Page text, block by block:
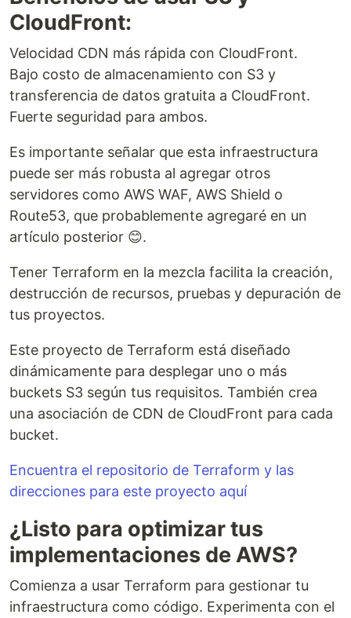
CloudFront:
Velocidad CDN más rápida con CloudFront.
Bajo costo de almacenamiento con S3 y
transferencia de datos gratuita a CloudFront.
Fuerte seguridad para ambos.
Es importante señalar que esta infraestructura
puede ser más robusta al agregar otros
servidores como AWS WAF, AWS Shield o
Route53, que probablemente agregaré en un
artículo posterior 😊.
Tener Terraform en la mezcla facilita la creación,
destrucción de recursos, pruebas y depuración de
tus proyectos.
Este proyecto de Terraform está diseñado
dinámicamente para desplegar uno o más
buckets S3 según tus requisitos. También crea
una asociación de CDN de CloudFront para cada
bucket.
Encuentra el repositorio de Terraform y las
direcciones para este proyecto aquí
¿Listo para optimizar tus
implementaciones de AWS?
Comienza a usar Terraform para gestionar tu
infraestructura como código. Experimenta con el